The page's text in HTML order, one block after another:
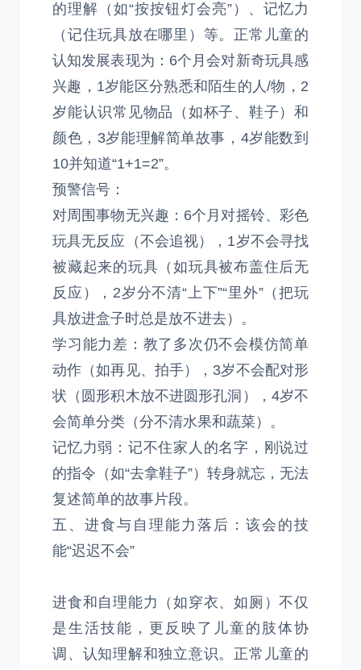
的理解（如“按按钮灯会亮”）、记忆力
（记住玩具放在哪里）等。正常儿童的
认知发展表现为：6个月会对新奇玩具感
兴趣，1岁能区分熟悉和陌生的人/物，2
岁能认识常见物品（如杯子、鞋子）和
颜色，3岁能理解简单故事，4岁能数到
10并知道“1+1=2”。
预警信号：
对周围事物无兴趣：6个月对摇铃、彩色
玩具无反应（不会追视），1岁不会寻找
被藏起来的玩具（如玩具被布盖住后无
反应），2岁分不清“上下”“里外”（把玩
具放进盒子时总是放不进去）。
学习能力差：教了多次仍不会模仿简单
动作（如再见、拍手），3岁不会配对形
状（圆形积木放不进圆形孔洞），4岁不
会简单分类（分不清水果和蔬菜）。
记忆力弱：记不住家人的名字，刚说过
的指令（如“去拿鞋子”）转身就忘，无法
复述简单的故事片段。
五、进食与自理能力落后：该会的技
能“迟迟不会”
进食和自理能力（如穿衣、如厕）不仅
是生活技能，更反映了儿童的肢体协
调、认知理解和独立意识。正常儿童的